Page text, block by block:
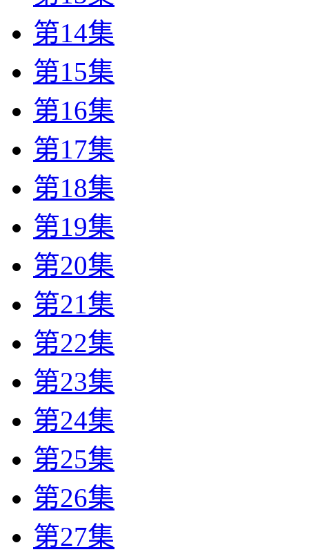
第14集
第15集
第16集
第17集
第18集
第19集
第20集
第21集
第22集
第23集
第24集
第25集
第26集
第27集